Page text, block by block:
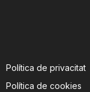
Política de privacitat
Política de cookies